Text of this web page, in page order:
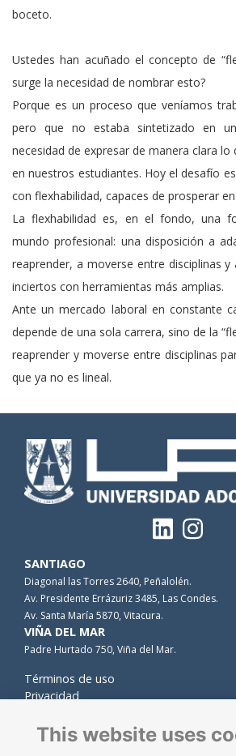
boceto.
Ustedes han acuñado el concepto de
surge la necesidad de nombrar esto?
Porque es un proceso que veníamos
pero que no estaba sintetizado en
necesidad de expresar de manera clara
en nuestros estudiantes. Hoy el desafío
con flexhabilidad, capaces de prosperar
La flexhabilidad es, en el fondo, una
mundo profesional: una disposición a
reaprender, a moverse entre disciplinas
inciertos con herramientas más amplias.
Ante un mercado laboral en constante
depende de una sola carrera, sino de la
reaprender y moverse entre disciplinas
que ya no es lineal.
SANTIAGO
Diagonal las Torres 2640, Peñalolén.
Av. Presidente Errázuriz 3485, Las Condes.
Av. Santa María 5870, Vitacura.
VIÑA DEL MAR
Padre Hurtado 750, Viña del Mar.
Términos de uso
Privacidad
Contacto
This website uses